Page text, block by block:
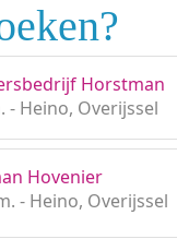
Horstman
- Heino, Overijssel
Hovenier
- Heino, Overijssel